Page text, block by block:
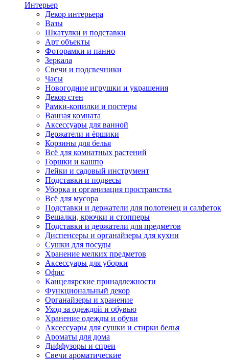
Интерьер
Декор интерьера
Вазы
Шкатулки и подставки
Арт объекты
Фоторамки и панно
Зеркала
Свечи и подсвечники
Часы
Новогодние игрушки и украшения
Декор стен
Рамки-копилки и постеры
Ванная комната
Аксессуары для ванной
Держатели и ёршики
Корзины для белья
Всё для комнатных растений
Горшки и кашпо
Лейки и садовый инструмент
Подставки и подвесы
Уборка и организация пространства
Всё для мусора
Подставки и держатели для полотенец и салфеток
Вешалки, крючки и стопперы
Подставки и держатели для предметов
Диспенсеры и органайзеры для кухни
Сушки для посуды
Хранение мелких предметов
Аксессуары для уборки
Офис
Канцелярские принадлежности
Функциональный декор
Органайзеры и хранение
Уход за одеждой и обувью
Хранение одежды и обуви
Аксессуары для сушки и стирки белья
Ароматы для дома
Диффузоры и спреи
Свечи ароматические